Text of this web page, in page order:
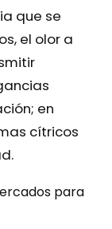
que se
el olor a
en
cítricos
para